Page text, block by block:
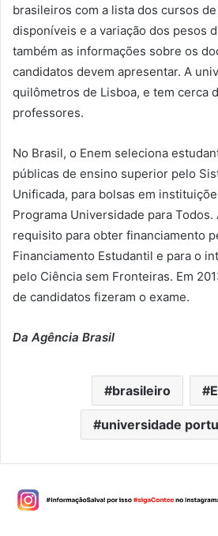
brasileiros com a lista dos cursos
disponíveis e a variação dos pesos
também as informações sobre os
candidatos devem apresentar. A
quilômetros de Lisboa, e tem cerca
professores.
No Brasil, o Enem seleciona
públicas de ensino superior pelo
Unificada, para bolsas em
Programa Universidade para
requisito para obter financiamento
Financiamento Estudantil e para o
pelo Ciência sem Fronteiras. Em
de candidatos fizeram o exame.
Da Agência Brasil
brasileiro
universidade